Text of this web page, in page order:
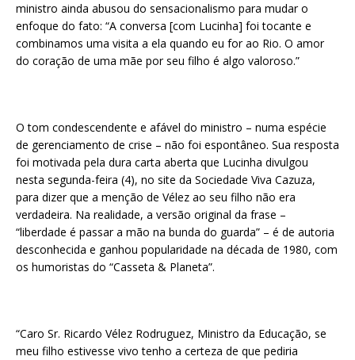
ministro ainda abusou do sensacionalismo para mudar o
enfoque do fato: “A conversa [com Lucinha] foi tocante e
combinamos uma visita a ela quando eu for ao Rio. O amor
do coração de uma mãe por seu filho é algo valoroso.”
O tom condescendente e afável do ministro – numa espécie
de gerenciamento de crise – não foi espontâneo. Sua resposta
foi motivada pela dura carta aberta que Lucinha divulgou
nesta segunda-feira (4), no site da Sociedade Viva Cazuza,
para dizer que a menção de Vélez ao seu filho não era
verdadeira. Na realidade, a versão original da frase –
“liberdade é passar a mão na bunda do guarda” – é de autoria
desconhecida e ganhou popularidade na década de 1980, com
os humoristas do “Casseta & Planeta”.
“Caro Sr. Ricardo Vélez Rodruguez, Ministro da Educação, se
meu filho estivesse vivo tenho a certeza de que pediria